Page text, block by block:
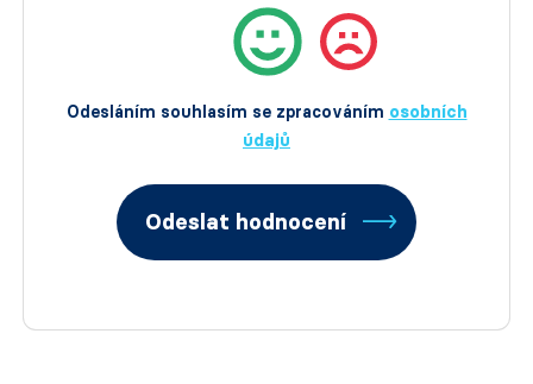
Odesláním souhlasím se zpracováním osobních
údajů
Odeslat hodnocení